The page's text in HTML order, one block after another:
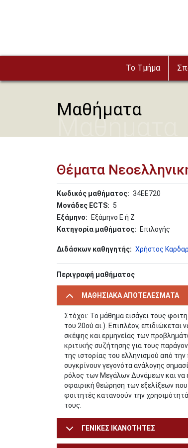
To Τμήμα
Μαθήματα
Μαθήματα
Θέματα
Κωδικός μαθήματος
34ΕΕ720
Μονάδες ECTS
5
Εξάμηνο
Εξάμηνο Ε ή Ζ
Κατηγορία μαθήματος
Επιλογής
Διδάσκων καθηγητής Χρήστος
Περιγραφή μαθήματος
ΜΑΘΗΣΙΑΚΑ ΑΠΟΤΕΛΕΣΜΑΤΑ
Στόχοι: Το μάθημα εισάγει τους
του 20ού αι.). Επιπλέον, επιδιώκεται
σκέψης και ερμηνείας των
κριτικής συζήτησης για τους
της ιστορίας του ελληνισμού από
συγκρίνουν γεγονότα ανάλογης
ρόλος των Μεγάλων Δυνάμεων και να
σφαιρική θεώρηση των εξελίξεων
φοιτητές κατανοούν την
τους.
ΓΕΝΙΚΕΣ ΙΚΑΝΟΤΗΤΕΣ